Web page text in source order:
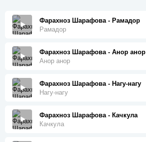
Фарахноз Шарафова - Рамадор
Рамадор
Фарахноз Шарафова - Анор анор
Анор анор
Фарахноз Шарафова - Нагу-нагу
Нагу-нагу
Фарахноз Шарафова - Качкула
Качкула